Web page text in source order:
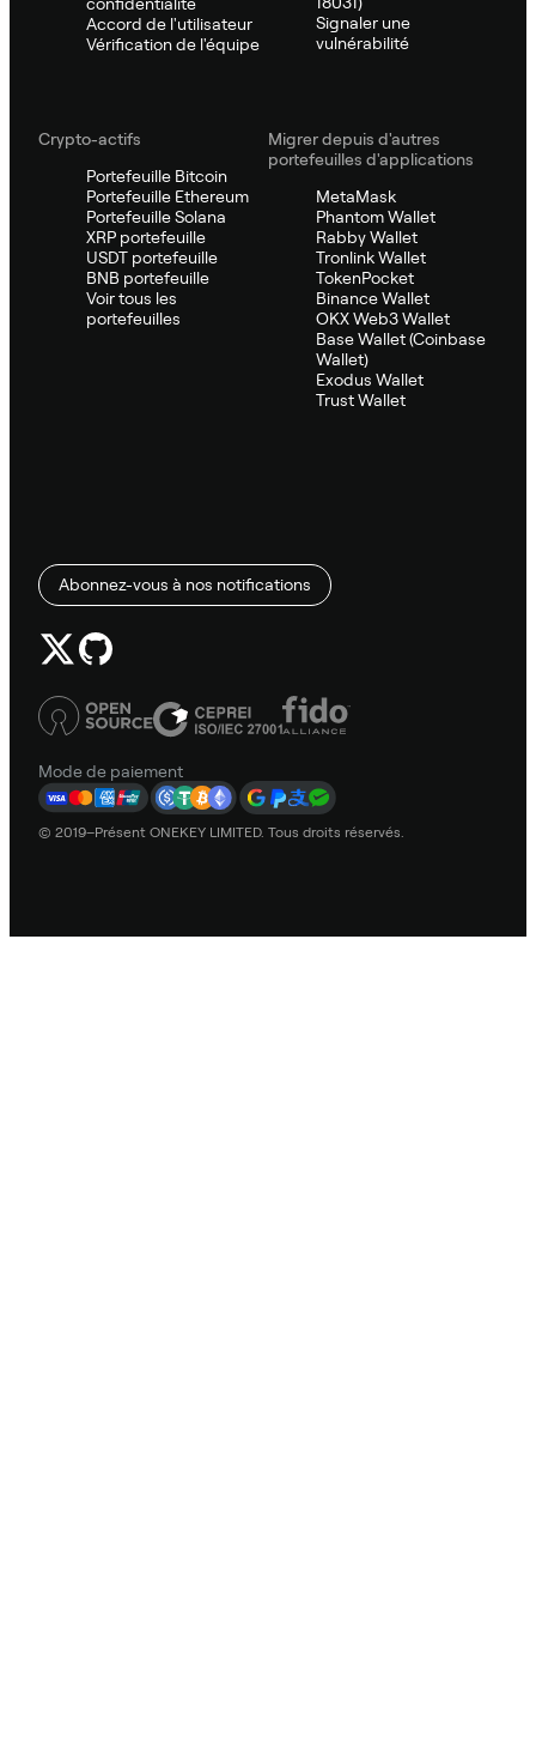
Accord de l'utilisateur
Vérification de l'équipe
Signaler une
vulnérabilité
Crypto-actifs
Portefeuille Bitcoin
Portefeuille Ethereum
Portefeuille Solana
XRP portefeuille
USDT portefeuille
BNB portefeuille
Voir tous les
portefeuilles
Migrer depuis d'autres
portefeuilles d'applications
MetaMask
Phantom Wallet
Rabby Wallet
Tronlink Wallet
TokenPocket
Binance Wallet
OKX Web3 Wallet
Base Wallet (Coinbase
Wallet)
Exodus Wallet
Trust Wallet
Abonnez-vous à nos notifications
Mode de paiement
© 2019–Présent ONEKEY LIMITED. Tous droits réservés.